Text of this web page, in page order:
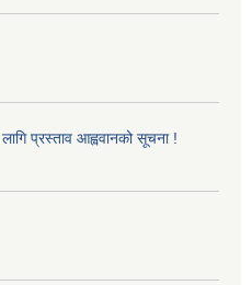
प्रस्ताव आह्ववानको सूचना !